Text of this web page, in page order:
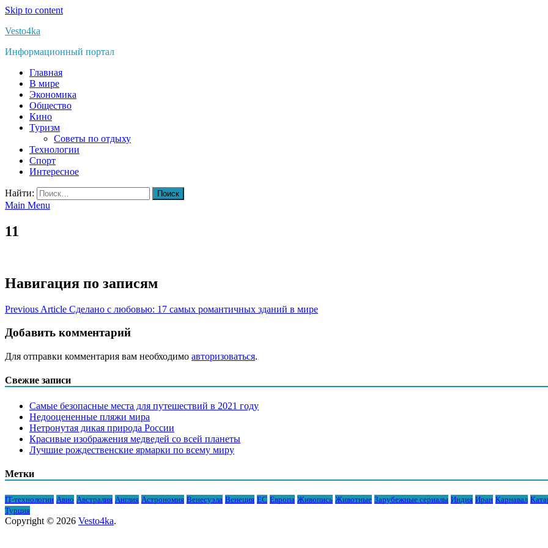
Skip to content
Vesto4ka
Информационный портал
Главная
В мире
Экономика
Общество
Кино
Туризм
Советы по отдыху
Технологии
Спорт
Интересное
Найти:
Main Menu
11
Навигация по записям
Previous Article Сделано с любовью: 17 самых романтичных зданий в мире
Добавить комментарий
Для отправки комментария вам необходимо авторизоваться.
Свежие записи
Самые безопасные места для путешествий в 2021 году
Недооцененные пляжи мира
Нетронутая дикая природа России
Красивые изображения медведей со всей планеты
Лучшие рождественские ярмарки по всему миру
Метки
IT-технологии Авио Австралия Англия Астрономия Венесуэла Венеция ЕС Европа Живопись Животные Зарубежные сериалы Индия Иран Карнавал
Турция
Copyright © 2026 Vesto4ka.